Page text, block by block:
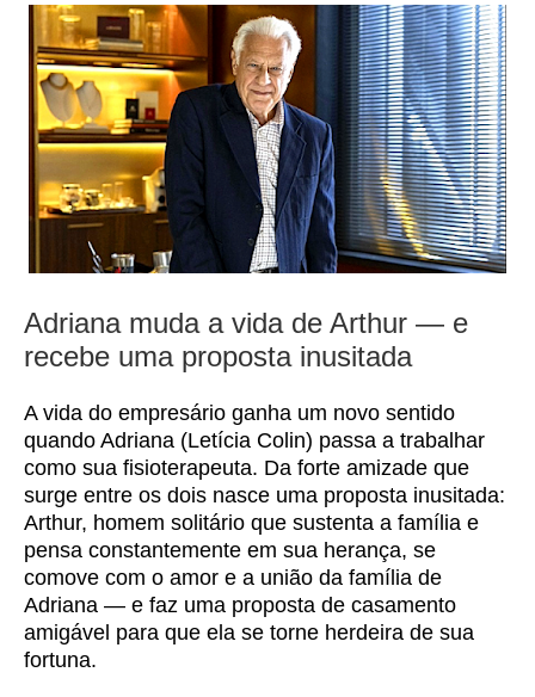
Adriana muda a vida de Arthur — e
recebe uma proposta inusitada
A vida do empresário ganha um novo sentido
quando Adriana (Letícia Colin) passa a trabalhar
como sua fisioterapeuta. Da forte amizade que
surge entre os dois nasce uma proposta inusitada:
Arthur, homem solitário que sustenta a família e
pensa constantemente em sua herança, se
comove com o amor e a união da família de
Adriana — e faz uma proposta de casamento
amigável para que ela se torne herdeira de sua
fortuna.